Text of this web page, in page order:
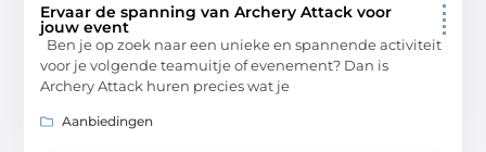
Ervaar de spanning van Archery Attack voor
jouw event
Ben je op zoek naar een unieke en spannende activiteit
voor je volgende teamuitje of evenement? Dan is
Archery Attack huren precies wat je
Aanbiedingen